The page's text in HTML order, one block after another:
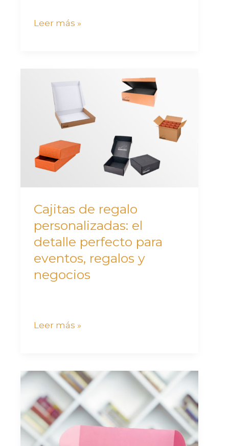
Leer más »
Cajitas de regalo
personalizadas: el
detalle perfecto para
eventos, regalos y
negocios
regalo
personalizadas:
detalle
perfecto
para
eventos,
regalos
y
Leer más »
Los
beneficios
de
las